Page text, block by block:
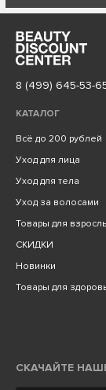
8 (499) 645-53-
КАТАЛОГ
Всё до 200 рублей
Уход для лица
Уход для тела
Уход за волосами
Товары для
СКИДКИ
Новинки
Товары для
СКАЧАЙТЕ